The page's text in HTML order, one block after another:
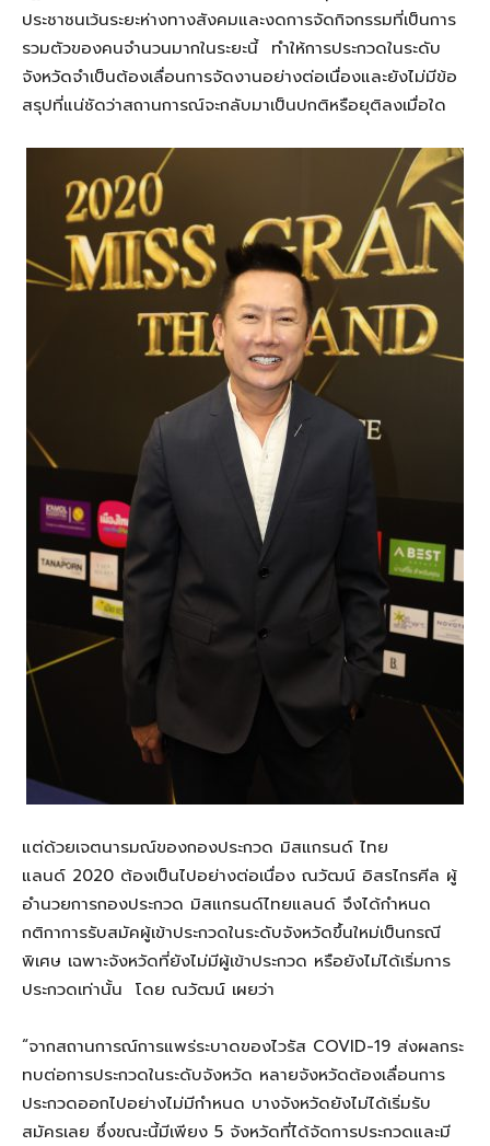
ประชาชนเว้นระยะห่างทางสังคมและงดการจัดกิจกรรมที่เป็นการ
รวมตัวของคนจำนวนมากในระยะนี้ ทำให้การประกวดในระดับ
จังหวัดจำเป็นต้องเลื่อนการจัดงานอย่างต่อเนื่องและยังไม่มีข้อ
สรุปที่แน่ชัดว่าสถานการณ์จะกลับมาเป็นปกติหรือยุติลงเมื่อใด
แต่ด้วยเจตนารมณ์ของกองประกวด มิสแกรนด์ ไทย
แลนด์ 2020 ต้องเป็นไปอย่างต่อเนื่อง ณวัฒน์ อิสรไกรศีล ผู้
อำนวยการกองประกวด มิสแกรนด์ไทยแลนด์ จึงได้กำหนด
กติกาการรับสมัคผู้เข้าประกวดในระดับจังหวัดขึ้นใหม่เป็นกรณี
พิเศษ เฉพาะจังหวัดที่ยังไม่มีผู้เข้าประกวด หรือยังไม่ได้เริ่มการ
ประกวดเท่านั้น โดย ณวัฒน์ เผยว่า
“จากสถานการณ์การแพร่ระบาดของไวรัส COVID-19 ส่งผลกระ
ทบต่อการประกวดในระดับจังหวัด หลายจังหวัดต้องเลื่อนการ
ประกวดออกไปอย่างไม่มีกำหนด บางจังหวัดยังไม่ได้เริ่มรับ
สมัครเลย ซึ่งขณะนี้มีเพียง 5 จังหวัดที่ได้จัดการประกวดและมี